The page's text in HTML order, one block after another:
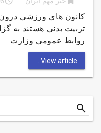
کانون های ورزشی
تربیت بدنی هستند به
روابط عمومی وزارت …
View article...
Search
for
search